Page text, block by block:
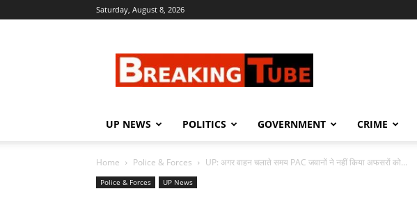
Saturday, August 8, 2026
UP NEWS POLITICS GOVERNMENT CRIME
Home Police & Forces UP: अगर वाहन चलाते समय PAC जवानों ने नहीं किया अफसरों को...
Police & Forces UP News